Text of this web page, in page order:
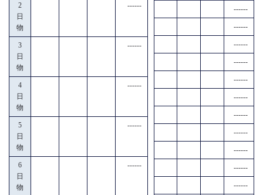
2
日
物
------
3
日
物
------
4
日
物
------
5
日
物
------
6
日
物
------
------
------
------
------
------
------
------
------
------
------
------